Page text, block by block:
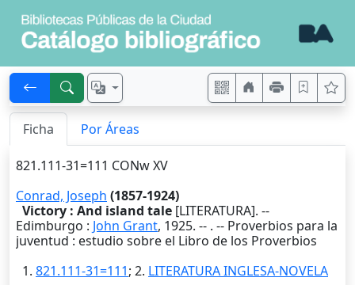
Ficha Por Áreas
821.111-31=111 CONw XV
Conrad, Joseph (1857-1924)
Victory : And island tale [LITERATURA]. --
Edimburgo : John Grant, 1925. -- . -- Proverbios para la
juventud : estudio sobre el Libro de los Proverbios
1. 821.111-31=111; 2. LITERATURA INGLESA-NOVELA